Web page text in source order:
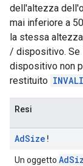
dell'altezza
mai inferiore a
la stessa
/ dispositivo. Se
dispositivo non
restituito
Resi
AdSize !
Un oggetto